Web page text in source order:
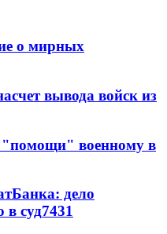
о мирных
вывода войск из
военному в
дело
в суд7431